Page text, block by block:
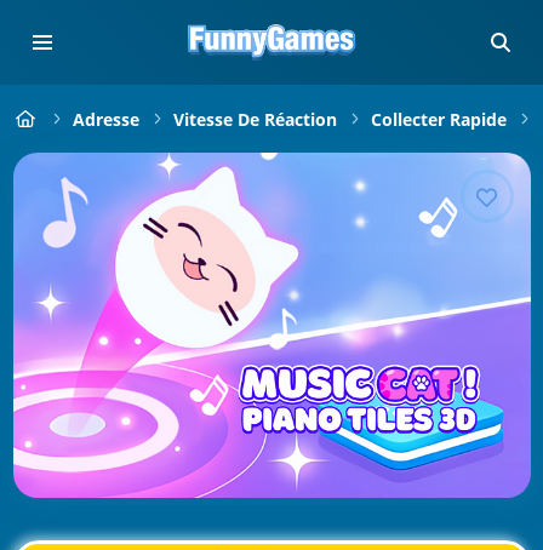
Adresse Vitesse De Réaction Collecter Rapide